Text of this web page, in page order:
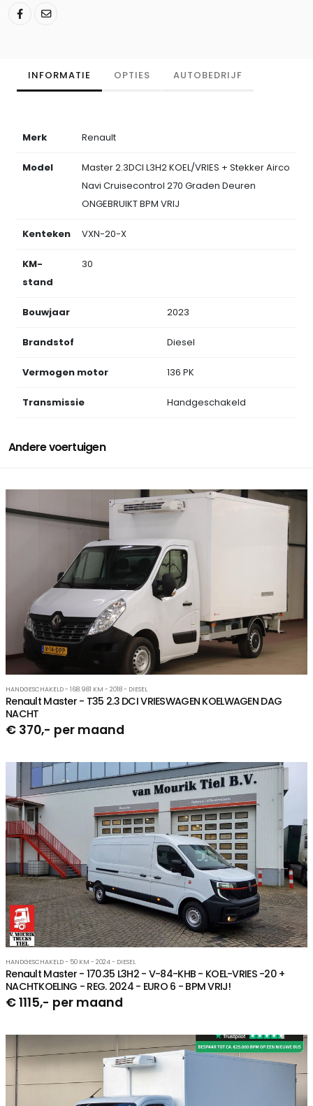
INFORMATIE OPTIES AUTOBEDRIJF
Merk Renault
Model
Master 2.3DCI L3H2 KOEL/VRIES + Stekker Airco
Navi Cruisecontrol 270 Graden Deuren
ONGEBRUIKT BPM VRIJ
Kenteken VXN-20-X
KM-
stand
30
Bouwjaar 2023
Brandstof Diesel
Vermogen motor 136 PK
Transmissie Handgeschakeld
Andere voertuigen
HANDGESCHAKELD - 168.981 KM - 2018 - DIESEL
Renault Master - T35 2.3 DCI VRIESWAGEN KOELWAGEN DAG
NACHT
€ 370,- per maand
HANDGESCHAKELD - 50 KM - 2024 - DIESEL
Renault Master - 170.35 L3H2 - V-84-KHB - KOEL-VRIES -20 +
NACHTKOELING - REG. 2024 - EURO 6 - BPM VRIJ!
€ 1115,- per maand